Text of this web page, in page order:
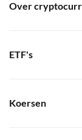
Over
ETF's
Koersen